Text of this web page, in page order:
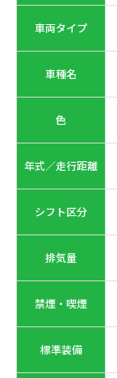
車両タイプ
車種名
色
年式／走行距離
シフト区分
排気量
禁煙・喫煙
標準装備